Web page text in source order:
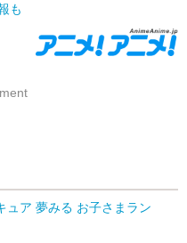
も
ュア 夢みる お子さまラン